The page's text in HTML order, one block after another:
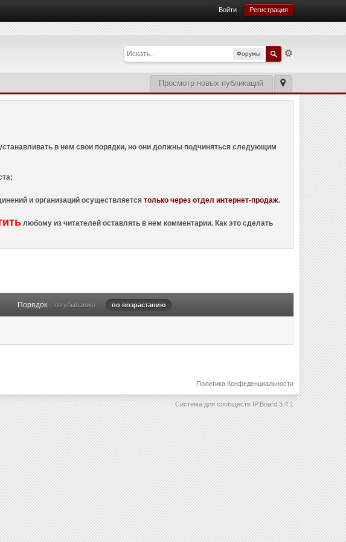
Войти Регистрация
Форумы
Просмотр новых публикаций
в нем свои порядки, но они должны подчиняться следующим
и организаций осуществляетсятолько через отдел интернет-продаж.
любому из читателей оставлять в нем комментарии. Как это сделать
Порядок по убыванию по возрастанию
Политика Конфеденциальности
Система для сообществ IP.Board 3.4.1